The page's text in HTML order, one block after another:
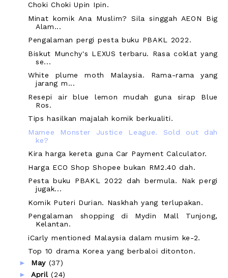
Choki Choki Upin Ipin.
Minat komik Ana Muslim? Sila singgah AEON Big
Alam...
Pengalaman pergi pesta buku PBAKL 2022.
Biskut Munchy's LEXUS terbaru. Rasa coklat yang
se...
White plume moth Malaysia. Rama-rama yang
jarang m...
Resepi air blue lemon mudah guna sirap Blue
Ros.
Tips hasilkan majalah komik berkualiti.
Mamee Monster Justice League. Sold out dah
ke?
Kira harga kereta guna Car Payment Calculator.
Harga ECO Shop Shopee bukan RM2.40 dah.
Pesta buku PBAKL 2022 dah bermula. Nak pergi
jugak...
Komik Puteri Durian. Naskhah yang terlupakan.
Pengalaman shopping di Mydin Mall Tunjong,
Kelantan.
iCarly mentioned Malaysia dalam musim ke-2.
Top 10 drama Korea yang berbaloi ditonton.
► May (37)
► April(24)